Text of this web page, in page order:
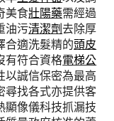
美食壯陽藥需經過
油污清潔劑去除厚
合適洗髮精的頭皮
有符合資格電梯公
以誠信保密為最高
尋找各式亦提供客
顯像儀科技抓漏技